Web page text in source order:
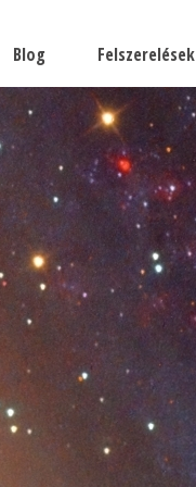
Blog Felszerelések